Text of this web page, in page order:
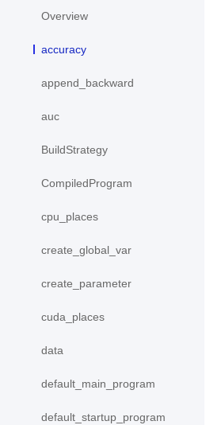
Overview
accuracy
append_backward
auc
BuildStrategy
CompiledProgram
cpu_places
create_global_var
create_parameter
cuda_places
data
default_main_program
default_startup_program